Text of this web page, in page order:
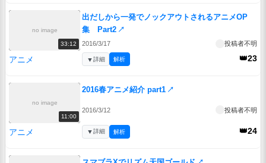
no image
33:12
出だしから一発でノックアウトされるアニメOP
集 Part2 ↗
2016/3/17 投稿者不明
アニメ 👑23
▼詳細 解析
no image
11:00
2016春アニメ紹介 part1 ↗
2016/3/12 投稿者不明
アニメ 👑24
▼詳細 解析